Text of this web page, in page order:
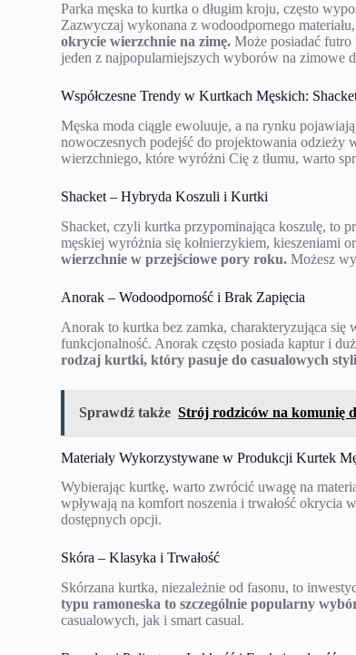
Parka męska to kurtka o długim kroju, często
Zazwyczaj wykonana z wodoodpornego
okrycie wierzchnie na zimę. Może posiadać
jeden z najpopularniejszych wyborów na zimowe
Współczesne Trendy w Kurtkach Męskich:
Męska moda ciągle ewoluuje, a na rynku
nowoczesnych podejść do projektowania odzieży
wierzchniego, które wyróżni Cię z tłumu, warto
Shacket – Hybryda Koszuli i Kurtki
Shacket, czyli kurtka przypominająca koszulę, to
męskiej wyróżnia się kołnierzykiem, kieszeniami
wierzchnie w przejściowe pory roku. Możesz
Anorak – Wodoodporność i Brak Zapięcia
Anorak to kurtka bez zamka, charakteryzująca
funkcjonalność. Anorak często posiada kaptur i
rodzaj kurtki, który pasuje do casualowych
Sprawdź także Strój rodziców na komunię
Materiały Wykorzystywane w Produkcji Kurtek
Wybierając kurtkę, warto zwrócić uwagę na
wpływają na komfort noszenia i trwałość okrycia
dostępnych opcji.
Skóra – Klasyka i Trwałość
Skórzana kurtka, niezależnie od fasonu, to
typu ramoneska to szczególnie popularny
casualowych, jak i smart casual.